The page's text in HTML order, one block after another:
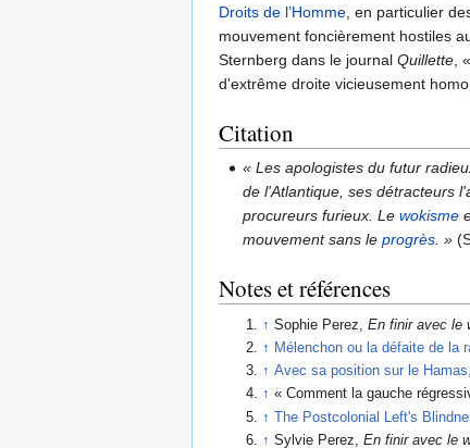
Droits de l’Homme, en particulier
mouvement foncièrement hostiles
Sternberg dans le journal Quillette,
d'extrême droite vicieusement
Citation
« Les apologistes du futur
de l'Atlantique, ses détracteurs
procureurs furieux. Lewokisme
mouvement sans leprogrès . »
Notes et références
↑ Sophie Perez,En finir avec le
↑ Mélenchon ou la défaite de la
↑ Avec sa position sur le
↑ « Comment la gauche
↑ The Postcolonial Left's
↑ Sylvie Perez,En finir avec le